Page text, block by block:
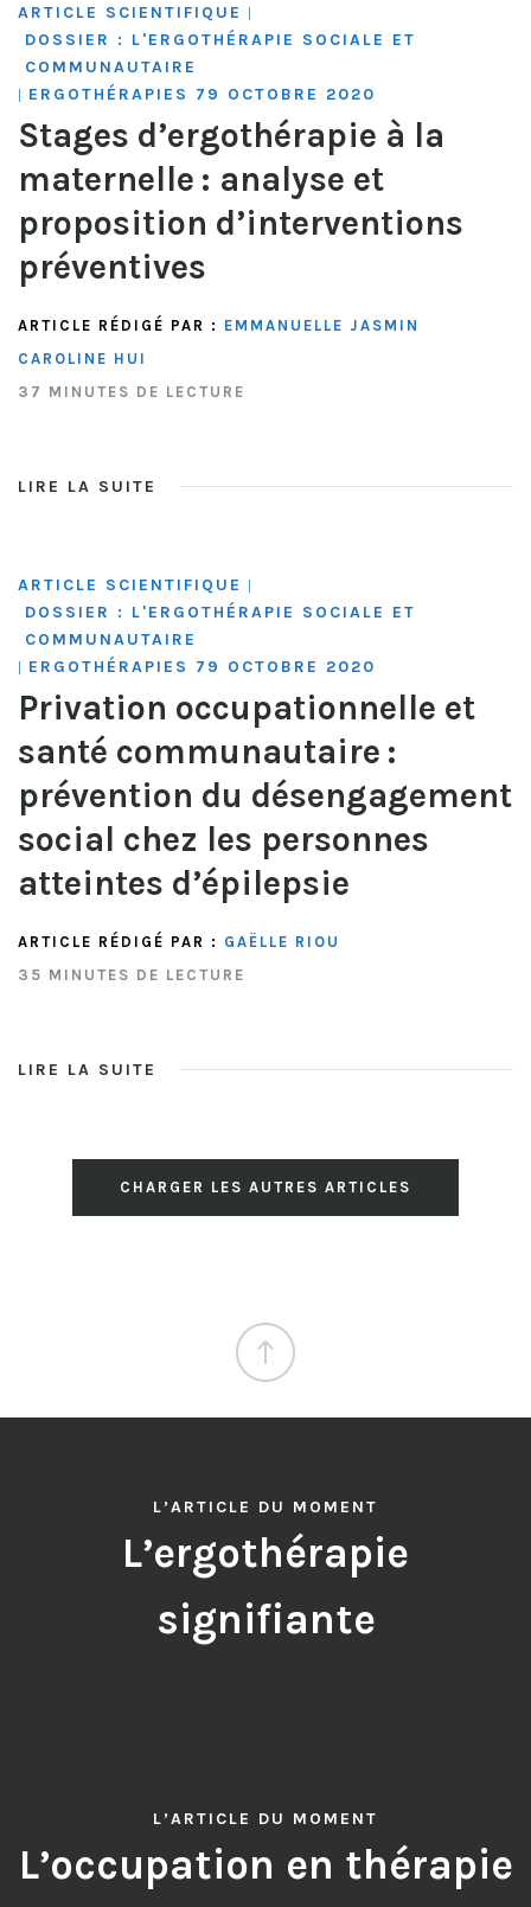
ARTICLE SCIENTIFIQUE |
DOSSIER : L'ERGOTHÉRAPIE SOCIALE ET
COMMUNAUTAIRE
| ERGOTHÉRAPIES 79 OCTOBRE 2020
Stages d’ergothérapie à la
maternelle : analyse et
proposition d’interventions
préventives
ARTICLE RÉDIGÉ PAR : EMMANUELLE JASMIN
CAROLINE HUI
37 MINUTES DE LECTURE
LIRE LA SUITE
ARTICLE SCIENTIFIQUE |
DOSSIER : L'ERGOTHÉRAPIE SOCIALE ET
COMMUNAUTAIRE
| ERGOTHÉRAPIES 79 OCTOBRE 2020
Privation occupationnelle et
santé communautaire :
prévention du désengagement
social chez les personnes
atteintes d’épilepsie
ARTICLE RÉDIGÉ PAR : GAËLLE RIOU
35 MINUTES DE LECTURE
LIRE LA SUITE
CHARGER LES AUTRES ARTICLES
L’ARTICLE DU MOMENT
L’ergothérapie
signifiante
L’ARTICLE DU MOMENT
L’occupation en thérapie